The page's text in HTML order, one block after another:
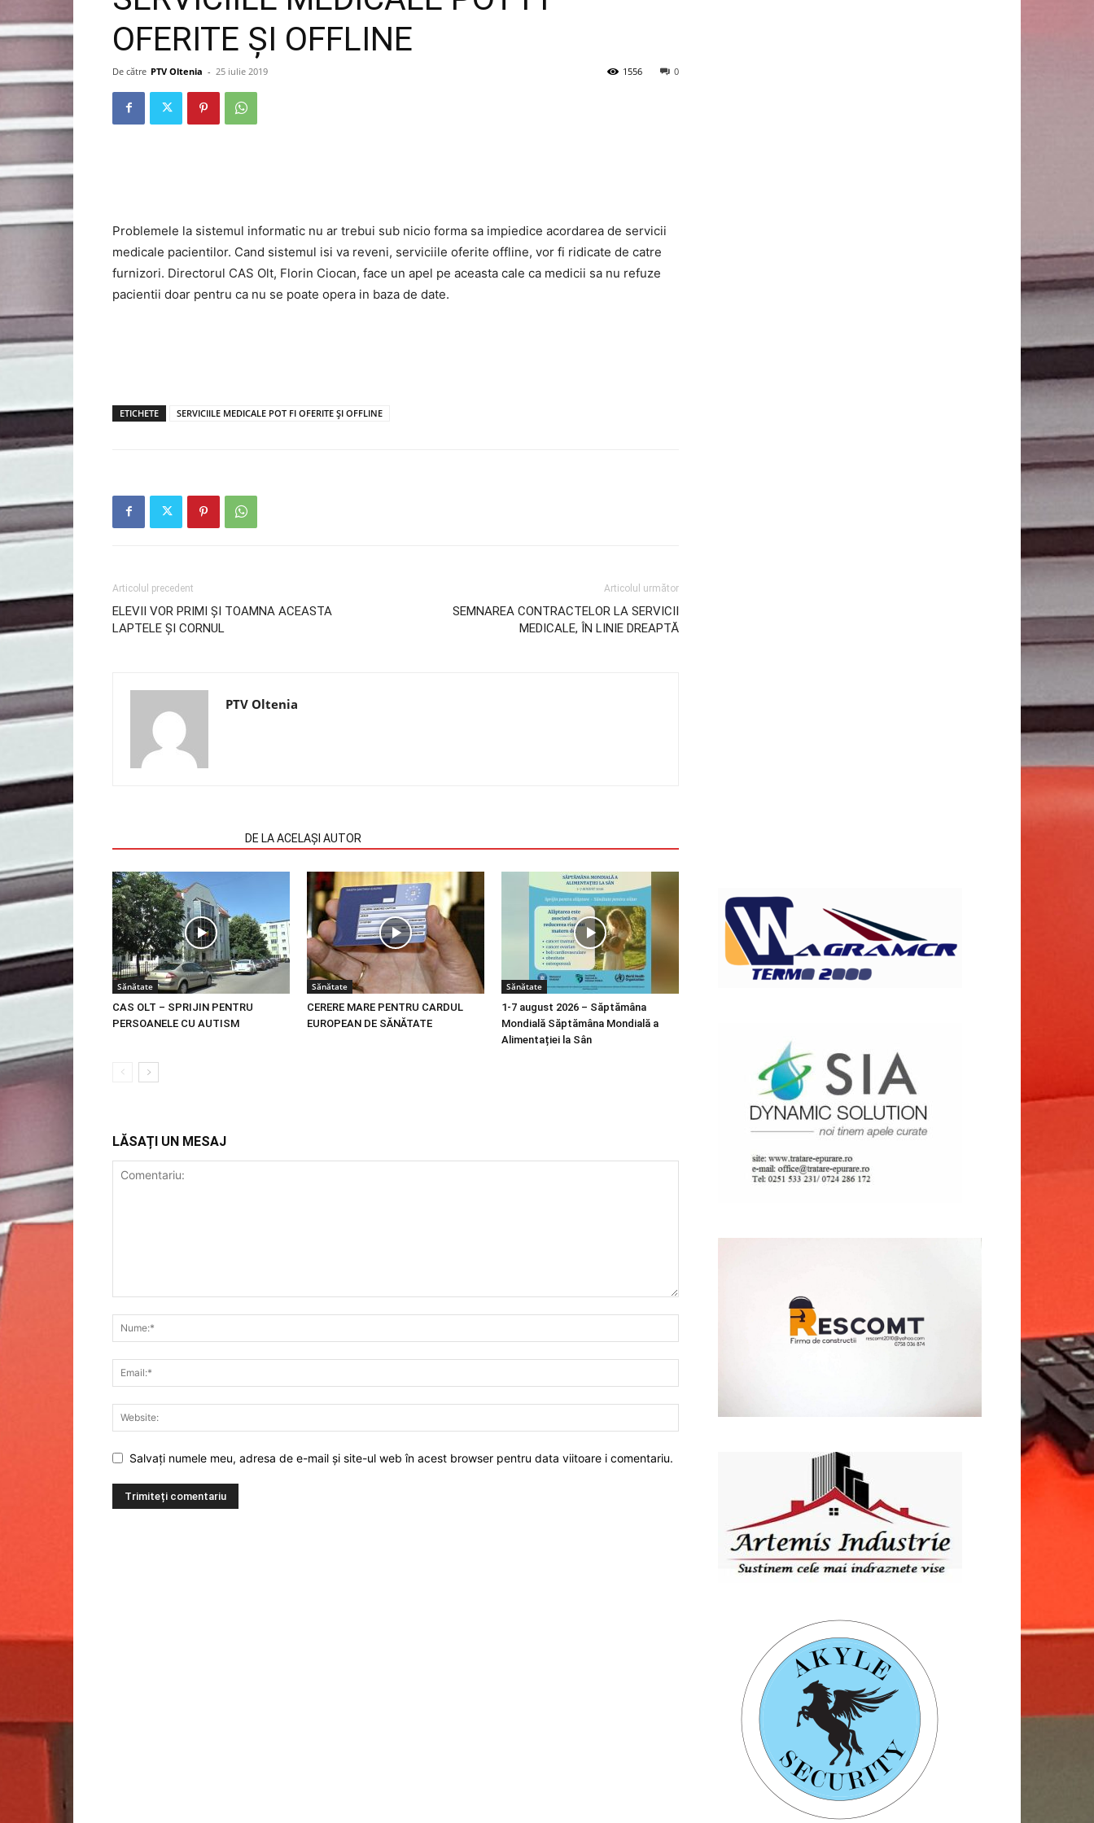
OFERITE ȘI OFFLINE
De către PTV Oltenia - 25 iulie 2019 0
1556
Problemele la sistemul informatic nu ar trebui sub nicio forma sa impiedice acordarea de servicii
medicale pacientilor. Cand sistemul isi va reveni, serviciile oferite offline, vor fi ridicate de catre
furnizori. Directorul CAS Olt, Florin Ciocan, face un apel pe aceasta cale ca medicii sa nu refuze
pacientii doar pentru ca nu se poate opera in baza de date.
ETICHETE SERVICIILE MEDICALE POT FI OFERITE ȘI OFFLINE
Articolul precedent
ELEVII VOR PRIMI ȘI TOAMNA ACEASTA
LAPTELE ȘI CORNUL
Articolul următor
SEMNAREA CONTRACTELOR LA SERVICII
MEDICALE, ÎN LINIE DREAPTĂ
PTV Oltenia
DE LA ACELAȘI AUTOR
Sănătate
CAS OLT – SPRIJIN PENTRU
PERSOANELE CU AUTISM
Sănătate
CERERE MARE PENTRU CARDUL
EUROPEAN DE SĂNĂTATE
Sănătate
1-7 august 2026 – Săptămâna
Mondială Săptămâna Mondială a
Alimentației la Sân
LĂSAȚI UN MESAJ
Salvați numele meu, adresa de e-mail și site-ul web în acest browser pentru data viitoare i comentariu.